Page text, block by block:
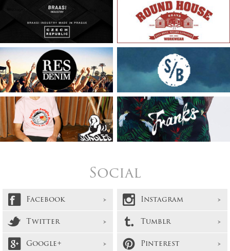
Social
Facebook
Instagram
Twitter
Tumblr
Google+
Pinterest